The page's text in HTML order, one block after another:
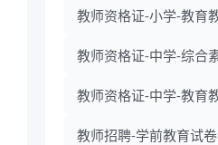
教师资格证-小学-教育
教师资格证-中学-综合
教师资格证-中学-教育
教师招聘-学前教育试